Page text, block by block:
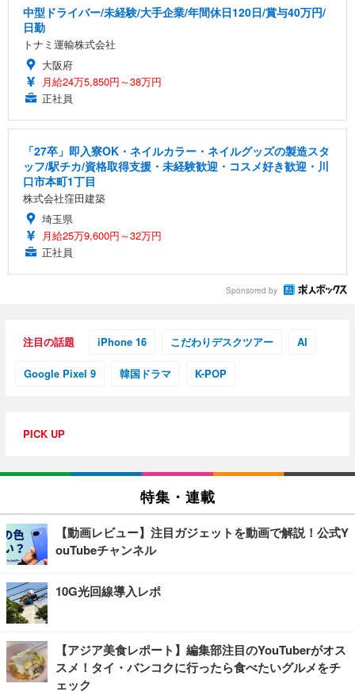
勤務 ブラック
￥4,139
￥34,980
中型ドライバー/未経験/大手企業/年間休日120日/賞与40万円/
日勤
トナミ運輸株式会社
大阪府
月給24万5,850円～38万円
正社員
「27卒」即入寮OK・ネイルカラー・ネイルグッズの製造スタ
ッフ/駅チカ/資格取得支援・未経験歓迎・コスメ好き歓迎・川
口市本町1丁目
株式会社窪田建築
埼玉県
月給25万9,600円～32万円
正社員
Sponsored by
注目の話題 iPhone 16 こだわりデスクツアー AI
Google Pixel 9 韓国ドラマ K-POP
PICK UP
特集・連載
【動画レビュー】注目ガジェットを動画で解説！公式Y
ouTubeチャンネル
10G光回線導入レポ
【アジア美食レポート】編集部注目のYouTuberがオス
スメ！タイ・バンコクに行ったら食べたいグルメをチ
ェック